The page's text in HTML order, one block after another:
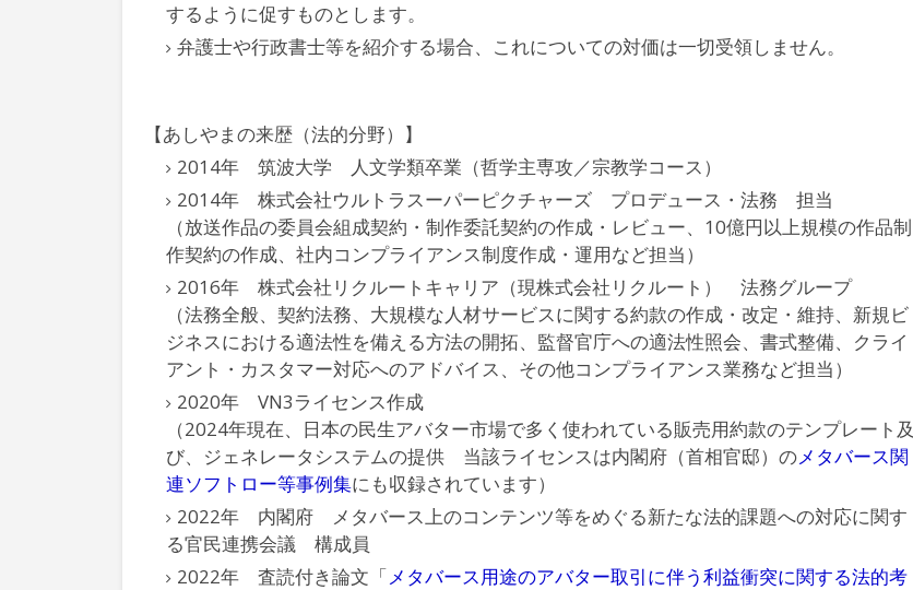
するように促すものとします。
弁護士や行政書士等を紹介する場合、これについての対価は一切受領しません。
【あしやまの来歴（法的分野）】
2014年 筑波大学 人文学類卒業（哲学主専攻／宗教学コース）
2014年 株式会社ウルトラスーパーピクチャーズ プロデュース・法務 担当
（放送作品の委員会組成契約・制作委託契約の作成・レビュー、10億円以上規模の作品制
作契約の作成、社内コンプライアンス制度作成・運用など担当）
2016年 株式会社リクルートキャリア（現株式会社リクルート） 法務グループ
（法務全般、契約法務、大規模な人材サービスに関する約款の作成・改定・維持、新規ビ
ジネスにおける適法性を備える方法の開拓、監督官庁への適法性照会、書式整備、クライ
アント・カスタマー対応へのアドバイス、その他コンプライアンス業務など担当）
2020年 VN3ライセンス作成
（2024年現在、日本の民生アバター市場で多く使われている販売用約款のテンプレート及
び、ジェネレータシステムの提供 当該ライセンスは内閣府（首相官邸）のメタバース関
連ソフトロー等事例集にも収録されています）
2022年 内閣府 メタバース上のコンテンツ等をめぐる新たな法的課題への対応に関す
る官民連携会議 構成員
2022年 査読付き論文「メタバース用途のアバター取引に伴う利益衝突に関する法的考